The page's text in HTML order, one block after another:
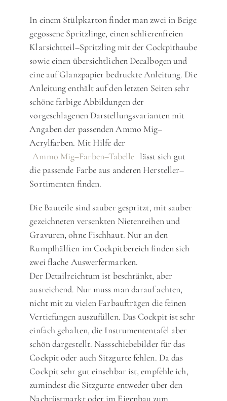
In einem Stülpkarton findet man zwei in Beige
gegossene Spritzlinge, einen schlierenfreien
Klarsichtteil–Spritzling mit der Cockpithaube
sowie einen übersichtlichen Decalbogen und
eine auf Glanzpapier bedruckte Anleitung. Die
Anleitung enthält auf den letzten Seiten sehr
schöne farbige Abbildungen der
vorgeschlagenen Darstellungsvarianten mit
Angaben der passenden Ammo Mig–
Acrylfarben. Mit Hilfe der
Ammo Mig–Farben–Tabelle lässt sich gut
die passende Farbe aus anderen Hersteller–
Sortimenten finden.
Die Bauteile sind sauber gespritzt, mit sauber
gezeichneten versenkten Nietenreihen und
Gravuren, ohne Fischhaut. Nur an den
Rumpfhälften im Cockpitbereich finden sich
zwei flache Auswerfermarken.
Der Detailreichtum ist beschränkt, aber
ausreichend. Nur muss man darauf achten,
nicht mit zu vielen Farbaufträgen die feinen
Vertiefungen auszufüllen. Das Cockpit ist sehr
einfach gehalten, die Instrumententafel aber
schön dargestellt. Nassschiebebilder für das
Cockpit oder auch Sitzgurte fehlen. Da das
Cockpit sehr gut einsehbar ist, empfehle ich,
zumindest die Sitzgurte entweder über den
Nachrüstmarkt oder im Eigenbau zum